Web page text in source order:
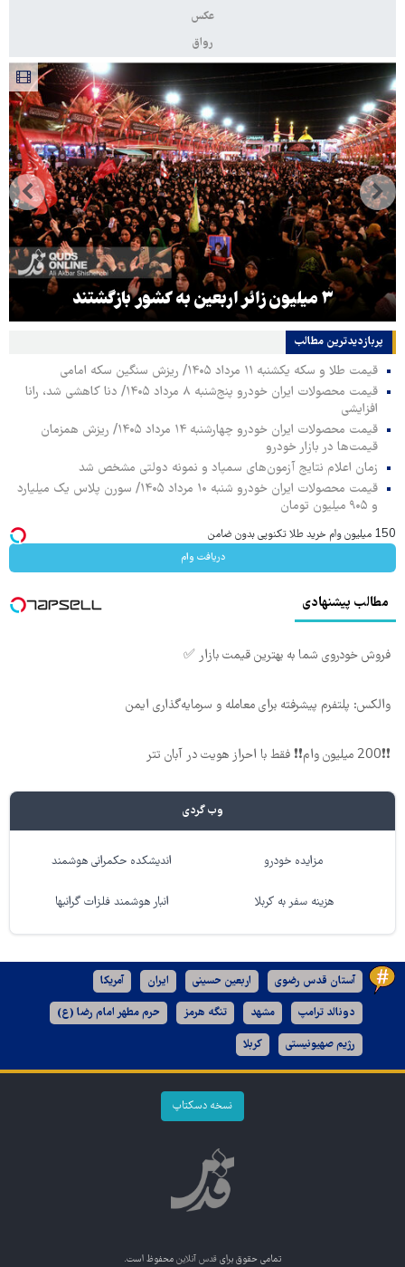
عکس
رواق
۳ میلیون زائر اربعین به کشور بازگشتند
پربازدیدترین‌ مطالب
قیمت طلا و سکه یکشنبه ۱۱ مرداد ۱۴۰۵/ ریزش سنگین سکه امامی
قیمت محصولات ایران خودرو پنج‌شنبه ۸ مرداد ۱۴۰۵/ دنا کاهشی شد، رانا
افزایشی
قیمت محصولات ایران خودرو چهارشنبه ۱۴ مرداد ۱۴۰۵/ ریزش همزمان
قیمت‌ها در بازار خودرو
زمان اعلام نتایج آزمون‌های سمپاد و نمونه دولتی مشخص شد
قیمت محصولات ایران خودرو شنبه ۱۰ مرداد ۱۴۰۵/ سورن پلاس یک میلیارد
و ۹۰۵ میلیون تومان
150 میلیون وام خرید طلا تکنوپی بدون ضامن
دریافت وام
مطالب پیشنهادی
فروش خودروی شما به بهترین قیمت بازار ✅
والکس: پلتفرم پیشرفته برای معامله و سرمایه‌گذاری ایمن
❗❗200 میلیون وام❗❗ فقط با احراز هویت در آبان تتر
وب گردی
مزایده خودرو اندیشکده حکمرانی هوشمند
هزینه سفر به کربلا انبار هوشمند فلزات گرانبها
آستان قدس رضوی اربعین حسینی ایران آمریکا
دونالد ترامپ مشهد تنگه هرمز حرم مطهر امام رضا (ع)
رژیم صهیونیستی کربلا
نسخه دسکتاپ
تمامی حقوق برای قدس آنلاین محفوظ است.